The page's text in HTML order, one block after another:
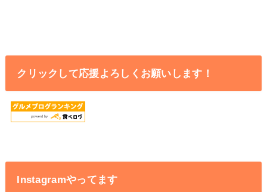
クリックして応援よろしくお願いします！
Instagramやってます